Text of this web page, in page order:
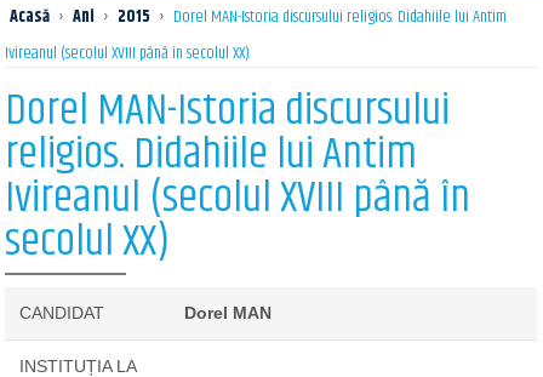
Acasă › Ani › 2015 › Dorel MAN-Istoria discursului religios. Didahiile lui Antim
Ivireanul (secolul XVIII până în secolul XX)
Dorel MAN-Istoria discursului
religios. Didahiile lui Antim
Ivireanul (secolul XVIII până în
secolul XX)
CANDIDAT Dorel MAN
INSTITUȚIA LA